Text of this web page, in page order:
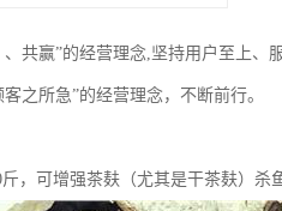
共赢”的经营理念,坚持用户至上
之所急”的经营理念，不断前行。
，可增强茶麸（尤其是干茶麸）杀